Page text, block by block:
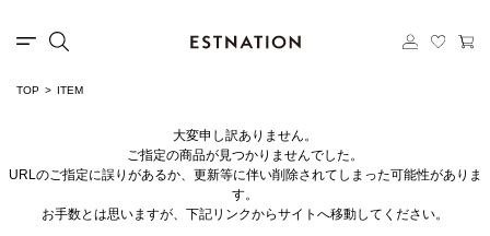
TOP ITEM
大変申し訳ありません。
ご指定の商品が見つかりませんでした。
URLのご指定に誤りがあるか、更新等に伴い削除されてしまった可能性がありま
す。
お手数とは思いますが、下記リンクからサイトへ移動してください。